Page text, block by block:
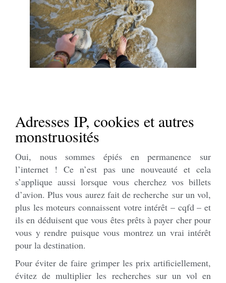
Adresses IP, cookies et autres
monstruosités
Oui, nous sommes épiés en permanence sur
l’internet ! Ce n’est pas une nouveauté et cela
s’applique aussi lorsque vous cherchez vos billets
d’avion. Plus vous aurez fait de recherche sur un vol,
plus les moteurs connaissent votre intérêt – cqfd – et
ils en déduisent que vous êtes prêts à payer cher pour
vous y rendre puisque vous montrez un vrai intérêt
pour la destination.
Pour éviter de faire grimper les prix artificiellement,
évitez de multiplier les recherches sur un vol en